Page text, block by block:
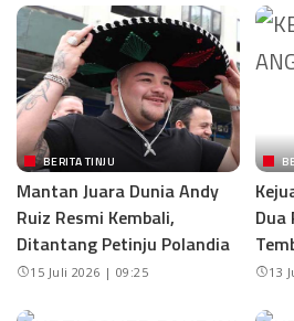
BERITA TINJU
Mantan Juara Dunia Andy
Ruiz Resmi Kembali,
Ditantang Petinju Polandia
15 Juli 2026 | 09:25
Dua
13